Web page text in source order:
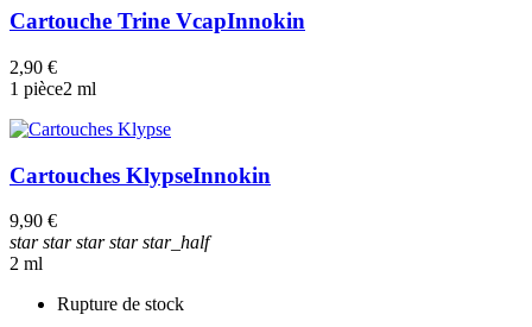
Cartouche Trine VcapInnokin
2,90 €
1 pièce2 ml
Cartouches KlypseInnokin
9,90 €
starstarstarstarstar_half
2 ml
Rupture de stock